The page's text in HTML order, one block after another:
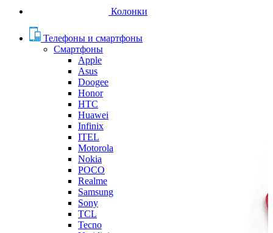
Колонки
Телефоны и смартфоны
Смартфоны
Apple
Asus
Doogee
Honor
HTC
Huawei
Infinix
ITEL
Motorola
Nokia
POCO
Realme
Samsung
Sony
TCL
Tecno